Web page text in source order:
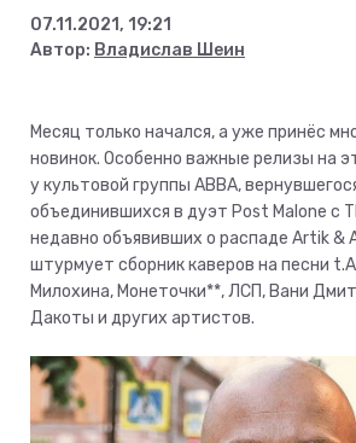
07.11.2021, 19:21
Автор: Владислав Шеин
Месяц только начался, а уже принёс
новинок. Особенно важные релизы на
у культовой группы ABBA,
объединившихся в дуэт Post Malone с
недавно объявивших о распаде Artik &
штурмует сборник каверов на песни
Милохина, Монеточки**, ЛСП, Вани
Дакоты и других артистов.